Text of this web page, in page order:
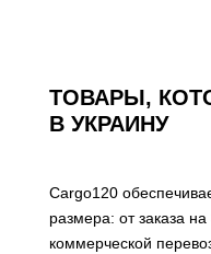
ТОВАРЫ,
В УКРАИНУ
Cargo120
размера: от заказа
коммерческой